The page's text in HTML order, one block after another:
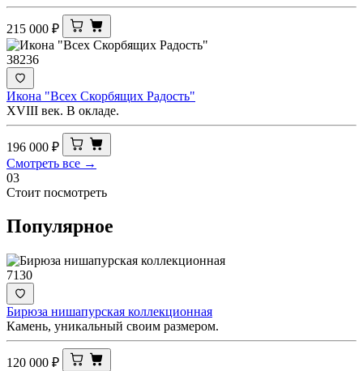
215 000 ₽
38236
Икона "Всех Скорбящих Радость"
XVIII век. В окладе.
196 000 ₽
Смотреть все →
03
Стоит посмотреть
Популярное
7130
Бирюза нишапурская коллекционная
Камень, уникальный своим размером.
120 000 ₽